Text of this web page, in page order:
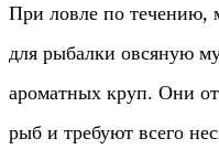
При ловле по течению,
для рыбалки овсяную
ароматных круп. Они
рыб и требуют всего